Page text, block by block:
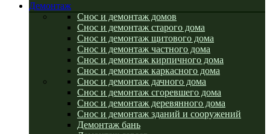
Демонтаж
Снос и демонтаж домов
Снос и демонтаж старого дома
Снос и демонтаж щитового дома
Снос и демонтаж частного дома
Снос и демонтаж кирпичного дома
Снос и демонтаж каркасного дома
Снос и демонтаж дачного дома
Снос и демонтаж сгоревшего дома
Снос и демонтаж деревянного дома
Снос и демонтаж зданий и сооружений
Демонтаж бань